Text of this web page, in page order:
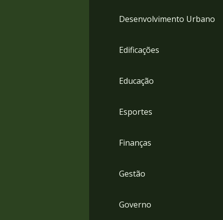
Desenvolvimento Urbano
Edificações
Educação
Esportes
Finanças
Gestão
Governo